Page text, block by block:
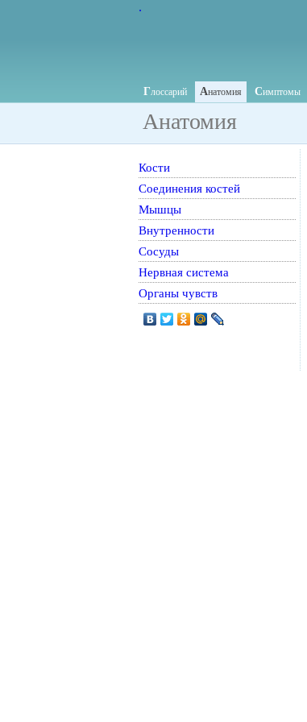
.
Глоссарий Анатомия Симптомы
Анатомия
Кости
Соединения костей
Мышцы
Внутренности
Сосуды
Нервная система
Органы чувств